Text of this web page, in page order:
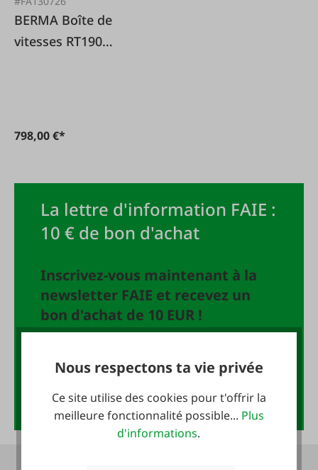
BERMA Boîte de
vitesses RT190
798,00 €*
La lettre d'information FAIE :
10 € de bon d'achat
Inscrivez-vous maintenant à la
newsletter FAIE et recevez un
bon d'achat de 10 EUR !
Anmelden
Nous respectons ta vie privée
Ce site utilise des cookies pour t'offrir la
meilleure fonctionnalité possible... Plus
d'informations.